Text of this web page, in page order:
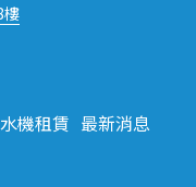
樓
機租賃 最新消息